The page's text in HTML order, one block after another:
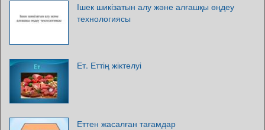
Ішек шикізатын алу және алғашқы өңдеу
технологиясы
Ет. Еттің жіктелуі
Еттен жасалған тағамдар